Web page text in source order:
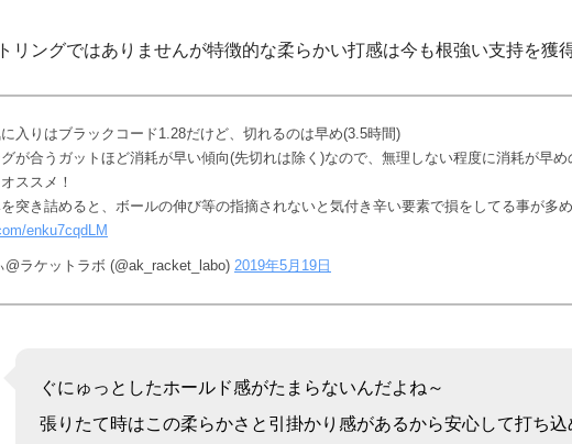
リングではありませんが特徴的な柔らかい打感は今も根強い支持を獲
入りはブラックコード1.28だけど、切れるのは早め(3.5時間)
が合うガットほど消耗が早い傾向(先切れは除く)なので、無理しない程度に消耗が早め
ススメ！
突き詰めると、ボールの伸び等の指摘されないと気付き辛い要素で損をしてる事が多め
enku7cqdLM
ラケットラボ (@ak_racket_labo) 2019年5月19日
ぐにゅっとしたホールド感がたまらないんだよね～
張りたて時はこの柔らかさと引掛かり感があるから安心して打ち込